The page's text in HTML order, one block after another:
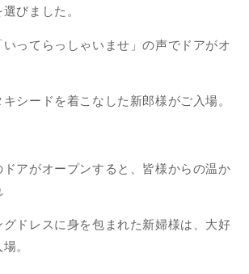
びました。
ってらっしゃいませ」の声でドアがオ
シードを着こなした新郎様がご入場。
アがオープンすると、皆様からの温か
ドレスに身を包まれた新婦様は、大好
。